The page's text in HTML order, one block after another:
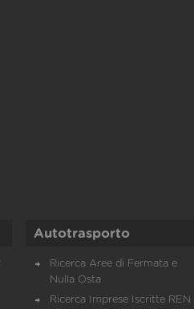
Autotrasporto
Ricerca Aree di Fermata e
Nulla Osta
Ricerca Imprese Iscritte REN